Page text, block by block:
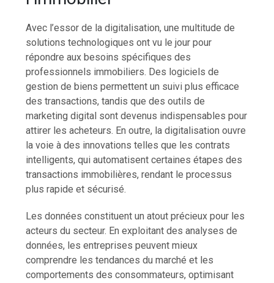
Avec l’essor de la digitalisation, une multitude de
solutions technologiques ont vu le jour pour
répondre aux besoins spécifiques des
professionnels immobiliers. Des logiciels de
gestion de biens permettent un suivi plus efficace
des transactions, tandis que des outils de
marketing digital sont devenus indispensables pour
attirer les acheteurs. En outre, la digitalisation ouvre
la voie à des innovations telles que les contrats
intelligents, qui automatisent certaines étapes des
transactions immobilières, rendant le processus
plus rapide et sécurisé.
Les données constituent un atout précieux pour les
acteurs du secteur. En exploitant des analyses de
données, les entreprises peuvent mieux
comprendre les tendances du marché et les
comportements des consommateurs, optimisant